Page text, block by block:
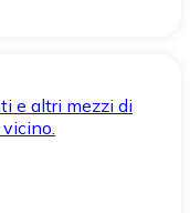
e altri mezzi di